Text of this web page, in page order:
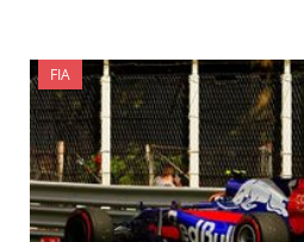
FIA